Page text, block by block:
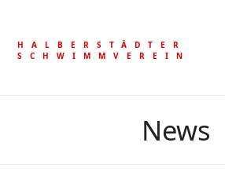
HALBERSTÄDTER
SCHWIMMVEREIN
News